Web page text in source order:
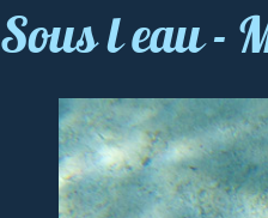
Sous l eau -